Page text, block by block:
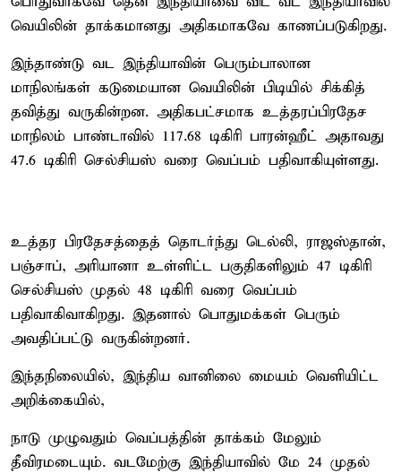
வெயிலின் தாக்கமானது அதிகமாகவே காணப்படுகிறது.
இந்தாண்டு வட இந்தியாவின் பெரும்பாலான
மாநிலங்கள் கடுமையான வெயிலின் பிடியில் சிக்கித்
தவித்து வருகின்றன. அதிகபட்சமாக உத்தரப்பிரதேச
மாநிலம் பாண்டாவில் 117.68 டிகிரி பாரன்ஹீட் அதாவது
47.6 டிகிரி செல்சியஸ் வரை வெப்பம் பதிவாகியுள்ளது.
உத்தர பிரதேசத்தைத் தொடர்ந்து டெல்லி, ராஜஸ்தான்,
பஞ்சாப், அரியானா உள்ளிட்ட பகுதிகளிலும் 47 டிகிரி
செல்சியஸ் முதல் 48 டிகிரி வரை வெப்பம்
பதிவாகிவாகிறது. இதனால் பொதுமக்கள் பெரும்
அவதிப்பட்டு வருகின்றனர்.
இந்தநிலையில், இந்திய வானிலை மையம் வெளியிட்ட
அறிக்கையில்,
நாடு முழுவதும் வெப்பத்தின் தாக்கம் மேலும்
தீவிரமடையும். வடமேற்கு இந்தியாவில் மே 24 முதல்